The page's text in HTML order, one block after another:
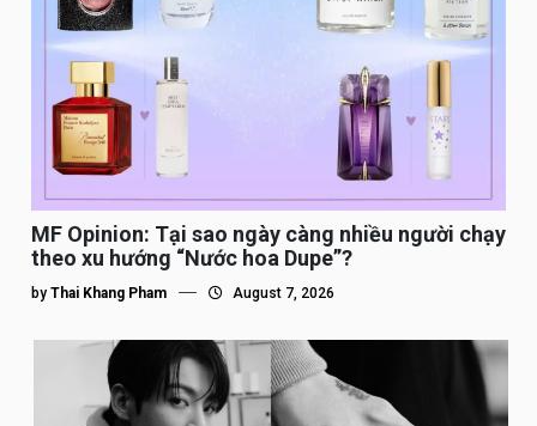
MF Opinion: Tại sao ngày càng nhiều người chạy
theo xu hướng “Nước hoa Dupe”?
by Thai Khang Pham August 7, 2026